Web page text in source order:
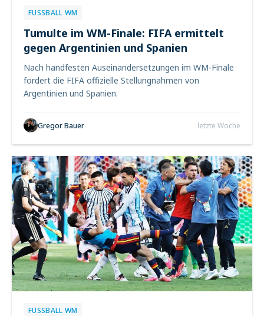
FUSSBALL WM
Tumulte im WM-Finale: FIFA ermittelt
gegen Argentinien und Spanien
Nach handfesten Auseinandersetzungen im WM-Finale
fordert die FIFA offizielle Stellungnahmen von
Argentinien und Spanien.
Gregor Bauer letzte Woche
FUSSBALL WM